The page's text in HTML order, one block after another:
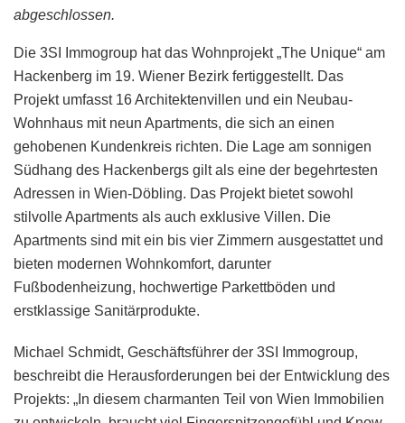
abgeschlossen.
Die 3SI Immogroup hat das Wohnprojekt „The Unique“ am
Hackenberg im 19. Wiener Bezirk fertiggestellt. Das
Projekt umfasst 16 Architektenvillen und ein Neubau-
Wohnhaus mit neun Apartments, die sich an einen
gehobenen Kundenkreis richten. Die Lage am sonnigen
Südhang des Hackenbergs gilt als eine der begehrtesten
Adressen in Wien-Döbling. Das Projekt bietet sowohl
stilvolle Apartments als auch exklusive Villen. Die
Apartments sind mit ein bis vier Zimmern ausgestattet und
bieten modernen Wohnkomfort, darunter
Fußbodenheizung, hochwertige Parkettböden und
erstklassige Sanitärprodukte.
Michael Schmidt, Geschäftsführer der 3SI Immogroup,
beschreibt die Herausforderungen bei der Entwicklung des
Projekts: „In diesem charmanten Teil von Wien Immobilien